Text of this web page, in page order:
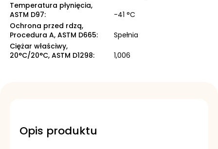
Temperatura płynięcia,
ASTM D97:
-41 °C
Ochrona przed rdzą,
Procedura A, ASTM D665:
Spełnia
Ciężar właściwy,
20°C/20°C, ASTM D1298: 1,006
Opis produktu